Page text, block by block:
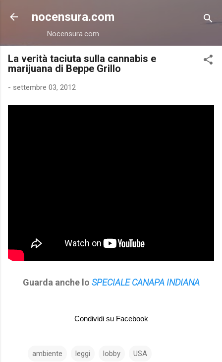
Passa ai contenuti principali
nocensura.com
Nocensura.com
La verità taciuta sulla cannabis e
marijuana di Beppe Grillo
- settembre 03, 2012
Guarda anche lo SPECIALE CANAPA INDIANA
Condividi su Facebook
ambiente leggi lobby USA